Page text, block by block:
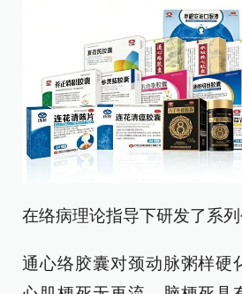
在络病理论指导下研发了系
通心络胶囊对颈动脉粥样硬